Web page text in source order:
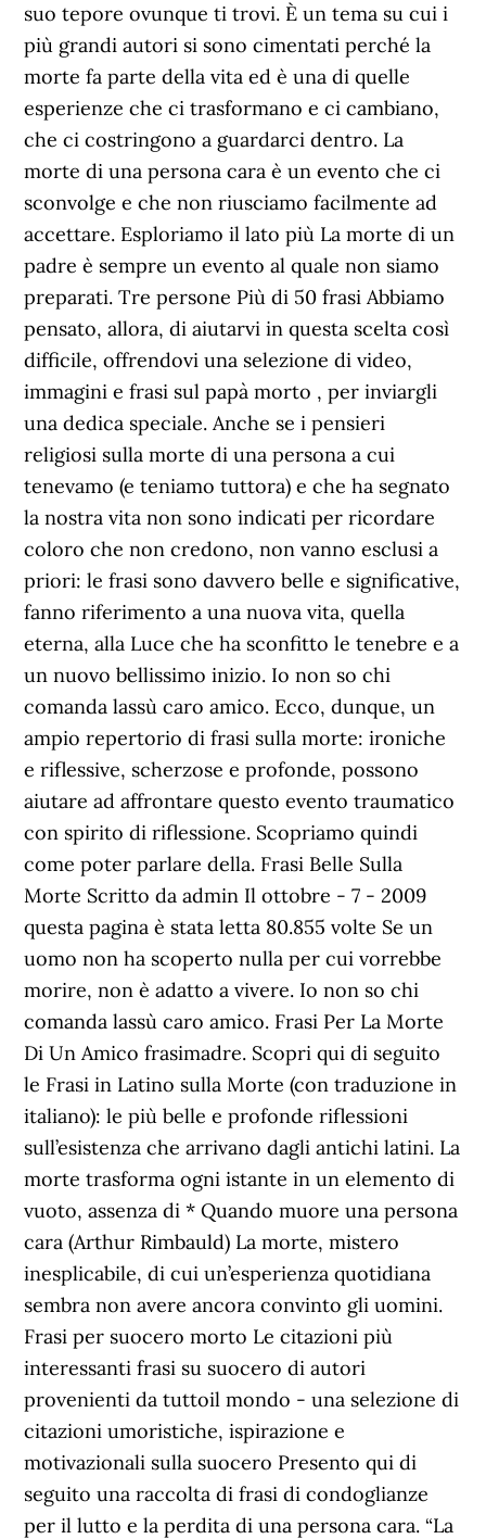
suo tepore ovunque ti trovi. È un tema su cui i
più grandi autori si sono cimentati perché la
morte fa parte della vita ed è una di quelle
esperienze che ci trasformano e ci cambiano,
che ci costringono a guardarci dentro. La
morte di una persona cara è un evento che ci
sconvolge e che non riusciamo facilmente ad
accettare. Esploriamo il lato più La morte di un
padre è sempre un evento al quale non siamo
preparati. Tre persone Più di 50 frasi Abbiamo
pensato, allora, di aiutarvi in questa scelta così
difficile, offrendovi una selezione di video,
immagini e frasi sul papà morto , per inviargli
una dedica speciale. Anche se i pensieri
religiosi sulla morte di una persona a cui
tenevamo (e teniamo tuttora) e che ha segnato
la nostra vita non sono indicati per ricordare
coloro che non credono, non vanno esclusi a
priori: le frasi sono davvero belle e significative,
fanno riferimento a una nuova vita, quella
eterna, alla Luce che ha sconfitto le tenebre e a
un nuovo bellissimo inizio. Io non so chi
comanda lassù caro amico. Ecco, dunque, un
ampio repertorio di frasi sulla morte: ironiche
e riflessive, scherzose e profonde, possono
aiutare ad affrontare questo evento traumatico
con spirito di riflessione. Scopriamo quindi
come poter parlare della. Frasi Belle Sulla
Morte Scritto da admin Il ottobre - 7 - 2009
questa pagina è stata letta 80.855 volte Se un
uomo non ha scoperto nulla per cui vorrebbe
morire, non è adatto a vivere. Io non so chi
comanda lassù caro amico. Frasi Per La Morte
Di Un Amico frasimadre. Scopri qui di seguito
le Frasi in Latino sulla Morte (con traduzione in
italiano): le più belle e profonde riflessioni
sull’esistenza che arrivano dagli antichi latini. La
morte trasforma ogni istante in un elemento di
vuoto, assenza di * Quando muore una persona
cara (Arthur Rimbauld) La morte, mistero
inesplicabile, di cui un’esperienza quotidiana
sembra non avere ancora convinto gli uomini.
Frasi per suocero morto Le citazioni più
interessanti frasi su suocero di autori
provenienti da tuttoil mondo - una selezione di
citazioni umoristiche, ispirazione e
motivazionali sulla suocero Presento qui di
seguito una raccolta di frasi di condoglianze
per il lutto e la perdita di una persona cara. “La